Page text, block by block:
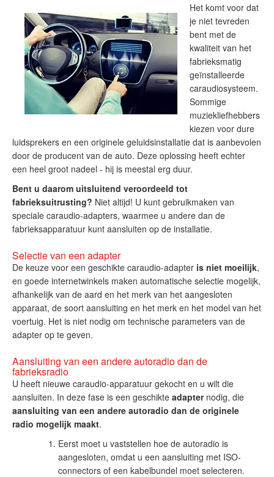
Het komt voor dat
je niet tevreden
bent met de
kwaliteit van het
fabrieksmatig
geïnstalleerde
caraudiosysteem.
Sommige
muziekliefhebbers
kiezen voor dure
luidsprekers en een originele geluidsinstallatie dat is aanbevolen
door de producent van de auto. Deze oplossing heeft echter
een heel groot nadeel - hij is meestal erg duur.
Bent u daarom uitsluitend veroordeeld tot
fabrieksuitrusting? Niet altijd! U kunt gebruikmaken van
speciale caraudio-adapters, waarmee u andere dan de
fabrieksapparatuur kunt aansluiten op de installatie.
Selectie van een adapter
De keuze voor een geschikte caraudio-adapter is niet moeilijk,
en goede internetwinkels maken automatische selectie mogelijk,
afhankelijk van de aard en het merk van het aangesloten
apparaat, de soort aansluiting en het merk en het model van het
voertuig. Het is niet nodig om technische parameters van de
adapter op te geven.
Aansluiting van een andere autoradio dan de
fabrieksradio
U heeft nieuwe caraudio-apparatuur gekocht en u wilt die
aansluiten. In deze fase is een geschikte adapternodig, die
aansluiting van een andere autoradio dan de originele
radio mogelijk maakt.
Eerst moet u vaststellen hoe de autoradio is
aangesloten, omdat u een aansluiting met ISO-
connectors of een kabelbundel moet selecteren.